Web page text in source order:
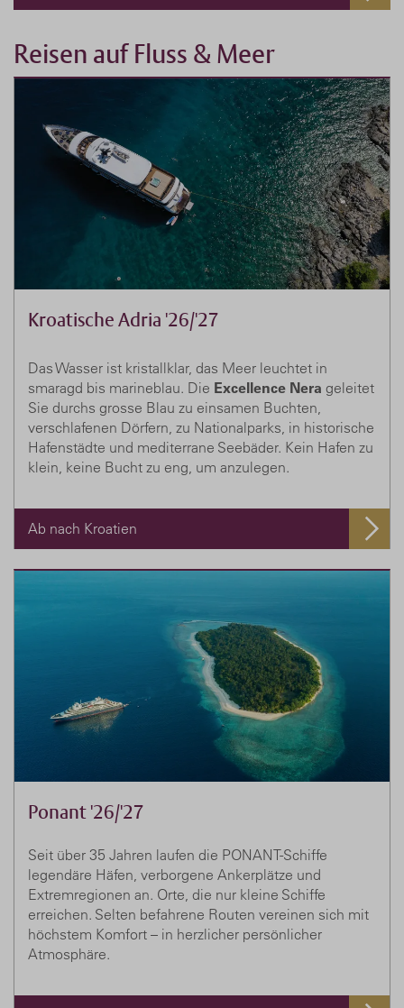
Reisen auf Fluss & Meer
Kroatische Adria '26/'27
Das Wasser ist kristallklar, das Meer leuchtet in
smaragd bis marineblau. Die Excellence Nera geleitet
Sie durchs grosse Blau zu einsamen Buchten,
verschlafenen Dörfern, zu Nationalparks, in historische
Hafenstädte und mediterrane Seebäder. Kein Hafen zu
klein, keine Bucht zu eng, um anzulegen.
Ab nach Kroatien
Ponant '26/'27
Seit über 35 Jahren laufen die PONANT-Schiffe
legendäre Häfen, verborgene Ankerplätze und
Extremregionen an. Orte, die nur kleine Schiffe
erreichen. Selten befahrene Routen vereinen sich mit
höchstem Komfort – in herzlicher persönlicher
Atmosphäre.